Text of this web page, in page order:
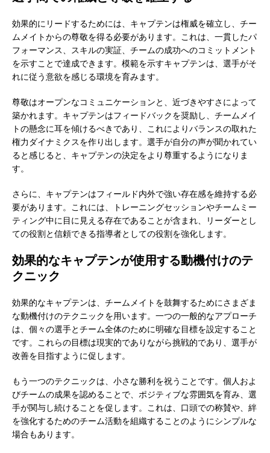
効果的にリードするためには、キャプテンは権威を確立し、チー
ムメイトからの尊敬を得る必要があります。これは、一貫したパ
フォーマンス、スキルの実証、チームの成功へのコミットメント
を示すことで達成できます。模範を示すキャプテンは、選手がそ
れに従う意欲を感じる環境を育みます。
尊敬はオープンなコミュニケーションと、近づきやすさによって
築かれます。キャプテンはフィードバックを奨励し、チームメイ
トの懸念に耳を傾けるべきであり、これによりバランスの取れた
権力ダイナミクスを作り出します。選手が自分の声が聞かれてい
ると感じると、キャプテンの決定をより尊重するようになりま
す。
さらに、キャプテンはフィールド内外で強い存在感を維持する必
要があります。これには、トレーニングセッションやチームミー
ティング中に目に見える存在であることが含まれ、リーダーとし
ての役割と信頼できる指導者としての役割を強化します。
効果的なキャプテンが使用する動機付けのテ
クニック
効果的なキャプテンは、チームメイトを鼓舞するためにさまざま
な動機付けのテクニックを用います。一つの一般的なアプローチ
は、個々の選手とチーム全体のために明確な目標を設定すること
です。これらの目標は現実的でありながら挑戦的であり、選手が
改善を目指すように促します。
もう一つのテクニックは、小さな勝利を祝うことです。個人およ
びチームの成果を認めることで、ポジティブな雰囲気を育み、選
手が関与し続けることを促します。これは、口頭での称賛や、絆
を強化するためのチーム活動を組織することのようにシンプルな
場合もあります。